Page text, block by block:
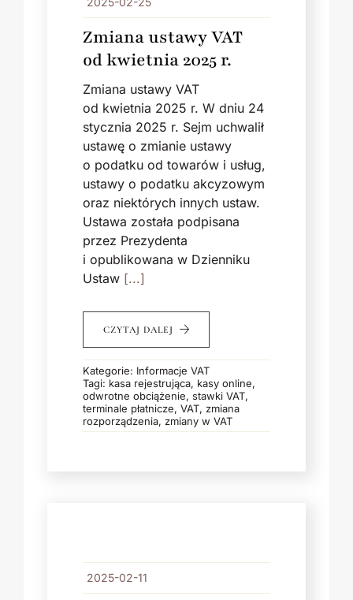
Zmiana ustawy VAT
od kwietnia 2025 r.
Zmiana ustawy VAT
od kwietnia 2025 r. W dniu 24
stycznia 2025 r. Sejm uchwalił
ustawę o zmianie ustawy
o podatku od towarów i usług,
ustawy o podatku akcyzowym
oraz niektórych innych ustaw.
Ustawa została podpisana
przez Prezydenta
i opublikowana w Dzienniku
Ustaw [...]
CZYTAJ DALEJ
Kategorie: Informacje VAT
Tagi: kasa rejestrująca, kasy online,
odwrotne obciążenie, stawki VAT,
terminale płatnicze, VAT, zmiana
rozporządzenia, zmiany w VAT
2025-02-11